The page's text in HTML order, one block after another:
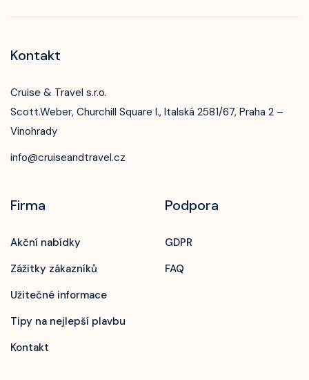
Kontakt
Cruise & Travel s.r.o.
Scott.Weber, Churchill Square I., Italská 2581/67, Praha 2 –
Vinohrady
info@cruiseandtravel.cz
Firma
Akční nabídky
Zážitky zákazníků
Užitečné informace
Tipy na nejlepší plavbu
Kontakt
Podpora
GDPR
FAQ